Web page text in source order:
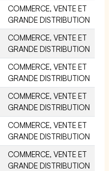
COMMERCE, VENTE ET
GRANDE DISTRIBUTION
COMMERCE, VENTE ET
GRANDE DISTRIBUTION
COMMERCE, VENTE ET
GRANDE DISTRIBUTION
COMMERCE, VENTE ET
GRANDE DISTRIBUTION
COMMERCE, VENTE ET
GRANDE DISTRIBUTION
COMMERCE, VENTE ET
GRANDE DISTRIBUTION